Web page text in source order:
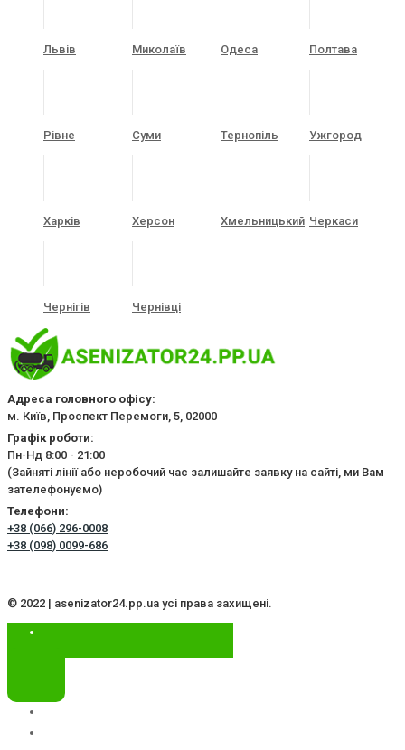
Львів Миколаїв Одеса Полтава
Рівне Суми Тернопіль Ужгород
Харків Херсон Хмельницький Черкаси
Чернігів Чернівці
Адреса головного офісу:
м. Київ, Проспект Перемоги, 5, 02000
Графік роботи:
Пн-Нд 8:00 - 21:00
(Зайняті лінії або неробочий час залишайте заявку на сайті, ми Вам
зателефонуємо)
Телефони:
+38 (066) 296-0008
+38 (098) 0099-686
© 2022 | asenizator24.pp.ua усі права захищені.